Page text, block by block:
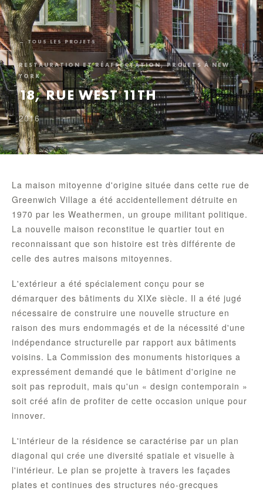
← TOUS LES PROJETS
RESTAURATION ET RÉAFFECTATION, PROJETS À NEW
YORK
18, RUE WEST 11TH
2016
La maison mitoyenne d'origine située dans cette rue de
Greenwich Village a été accidentellement détruite en
1970 par les Weathermen, un groupe militant politique.
La nouvelle maison reconstitue le quartier tout en
reconnaissant que son histoire est très différente de
celle des autres maisons mitoyennes.
L'extérieur a été spécialement conçu pour se
démarquer des bâtiments du XIXe siècle. Il a été jugé
nécessaire de construire une nouvelle structure en
raison des murs endommagés et de la nécessité d'une
indépendance structurelle par rapport aux bâtiments
voisins. La Commission des monuments historiques a
expressément demandé que le bâtiment d'origine ne
soit pas reproduit, mais qu'un « design contemporain »
soit créé afin de profiter de cette occasion unique pour
innover.
L'intérieur de la résidence se caractérise par un plan
diagonal qui crée une diversité spatiale et visuelle à
l'intérieur. Le plan se projette à travers les façades
plates et continues des structures néo-grecques